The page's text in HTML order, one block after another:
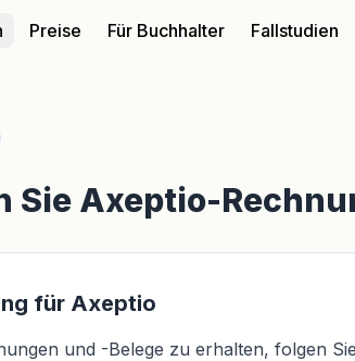
Preise Für Buchhalter Fallstudien
Sie Axeptio-
für Axeptio
und -Belege zu erhalten, folgen